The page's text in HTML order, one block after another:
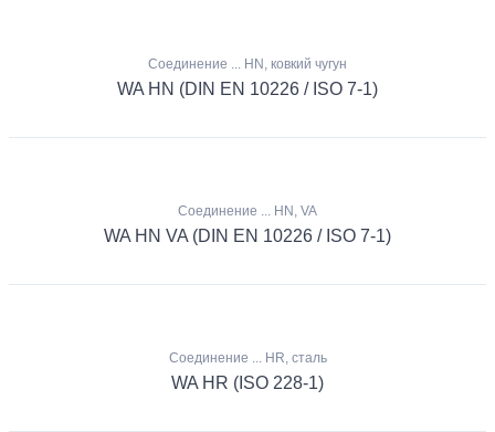
Соединение ... HN, ковкий чугун
WA HN (DIN EN 10226 / ISO 7-1)
Соединение ... HN, VA
WA HN VA (DIN EN 10226 / ISO 7-1)
Соединение ... HR, сталь
WA HR (ISO 228-1)